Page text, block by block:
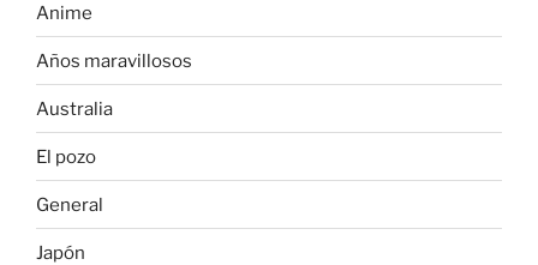
Anime
Años maravillosos
Australia
El pozo
General
Japón